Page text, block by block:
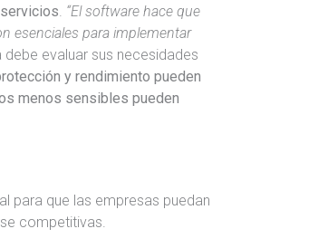
. “El software hace que
esenciales para implementar
evaluar sus necesidades
y rendimiento pueden
menos sensibles pueden
para que las empresas puedan
competitivas.